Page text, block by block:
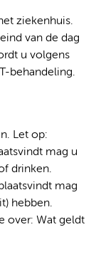
ziekenhuis.
van de dag
u volgens
behandeling.
Let op:
mag u
drinken.
mag
hebben.
over: Wat geldt